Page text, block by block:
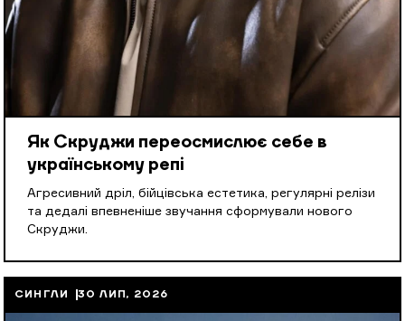
Як Скруджи переосмислює себе в
українському репі
Агресивний дріл, бійцівська естетика, регулярні релізи
та дедалі впевненіше звучання сформували нового
Скруджи.
СИНГЛИ 30 ЛИП, 2026